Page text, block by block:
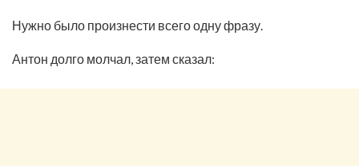
Нужно было произнести всего одну фразу.
Антон долго молчал, затем сказал: